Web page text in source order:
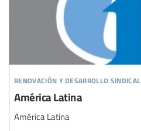
renovación y desarrollo sindical
América Latina
América Latina